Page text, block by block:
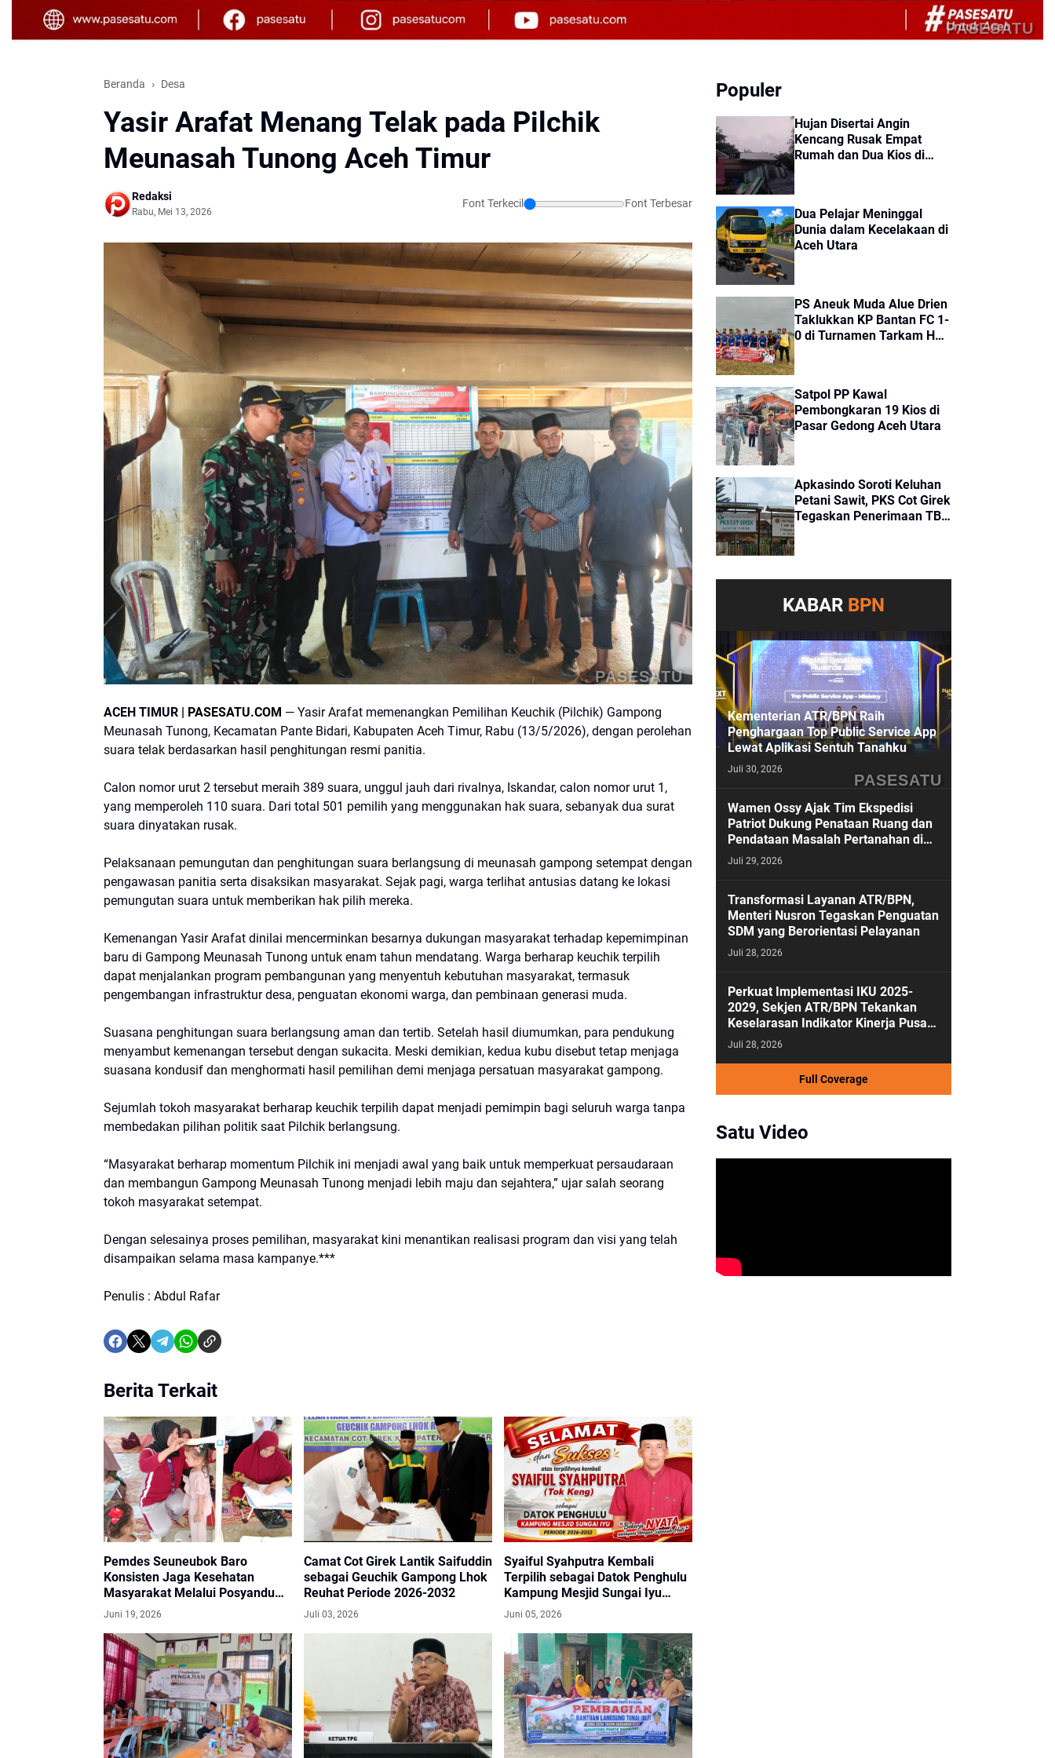
PASESATU
Beranda Desa
Yasir Arafat Menang Telak pada Pilchik
Meunasah Tunong Aceh Timur
Redaksi
Rabu, Mei 13, 2026
Font Terkecil Font Terbesar
PASESATU
ACEH TIMUR | PASESATU.COM — Yasir Arafat memenangkan Pemilihan Keuchik (Pilchik) Gampong
Meunasah Tunong, Kecamatan Pante Bidari, Kabupaten Aceh Timur, Rabu (13/5/2026), dengan perolehan
suara telak berdasarkan hasil penghitungan resmi panitia.
Calon nomor urut 2 tersebut meraih 389 suara, unggul jauh dari rivalnya, Iskandar, calon nomor urut 1,
yang memperoleh 110 suara. Dari total 501 pemilih yang menggunakan hak suara, sebanyak dua surat
suara dinyatakan rusak.
Pelaksanaan pemungutan dan penghitungan suara berlangsung di meunasah gampong setempat dengan
pengawasan panitia serta disaksikan masyarakat. Sejak pagi, warga terlihat antusias datang ke lokasi
pemungutan suara untuk memberikan hak pilih mereka.
Kemenangan Yasir Arafat dinilai mencerminkan besarnya dukungan masyarakat terhadap kepemimpinan
baru di Gampong Meunasah Tunong untuk enam tahun mendatang. Warga berharap keuchik terpilih
dapat menjalankan program pembangunan yang menyentuh kebutuhan masyarakat, termasuk
pengembangan infrastruktur desa, penguatan ekonomi warga, dan pembinaan generasi muda.
Suasana penghitungan suara berlangsung aman dan tertib. Setelah hasil diumumkan, para pendukung
menyambut kemenangan tersebut dengan sukacita. Meski demikian, kedua kubu disebut tetap menjaga
suasana kondusif dan menghormati hasil pemilihan demi menjaga persatuan masyarakat gampong.
Sejumlah tokoh masyarakat berharap keuchik terpilih dapat menjadi pemimpin bagi seluruh warga tanpa
membedakan pilihan politik saat Pilchik berlangsung.
“Masyarakat berharap momentum Pilchik ini menjadi awal yang baik untuk memperkuat persaudaraan
dan membangun Gampong Meunasah Tunong menjadi lebih maju dan sejahtera,” ujar salah seorang
tokoh masyarakat setempat.
Dengan selesainya proses pemilihan, masyarakat kini menantikan realisasi program dan visi yang telah
disampaikan selama masa kampanye.***
Penulis : Abdul Rafar
Berita Terkait
Pemdes Seuneubok Baro
Konsisten Jaga Kesehatan
Masyarakat Melalui Posyandu
dan Posbindu Rutin
Juni 19, 2026
Camat Cot Girek Lantik Saifuddin
sebagai Geuchik Gampong Lhok
Reuhat Periode 2026-2032
Juli 03, 2026
Syaiful Syahputra Kembali
Terpilih sebagai Datok Penghulu
Kampung Mesjid Sungai Iyu
Periode 2026–2032
Juni 05, 2026
Populer
Hujan Disertai Angin
Kencang Rusak Empat
Rumah dan Dua Kios di
Dua Pelajar Meninggal
Dunia dalam Kecelakaan di
Aceh Utara
PS Aneuk Muda Alue Drien
Taklukkan KP Bantan FC 1-
0 di Turnamen Tarkam HUT
Satpol PP Kawal
Pembongkaran 19 Kios di
Pasar Gedong Aceh Utara
Apkasindo Soroti Keluhan
Petani Sawit, PKS Cot Girek
Tegaskan Penerimaan TBS
KABAR BPN
PASESATU
Kementerian ATR/BPN Raih
Penghargaan Top Public Service App
Lewat Aplikasi Sentuh Tanahku
Juli 30, 2026
Wamen Ossy Ajak Tim Ekspedisi
Patriot Dukung Penataan Ruang dan
Pendataan Masalah Pertanahan di
Kawasan Transmigrasi
Juli 29, 2026
Transformasi Layanan ATR/BPN,
Menteri Nusron Tegaskan Penguatan
SDM yang Berorientasi Pelayanan
Juli 28, 2026
Perkuat Implementasi IKU 2025-
2029, Sekjen ATR/BPN Tekankan
Keselarasan Indikator Kinerja Pusat
dan Daerah
Juli 28, 2026
Full Coverage
Satu Video